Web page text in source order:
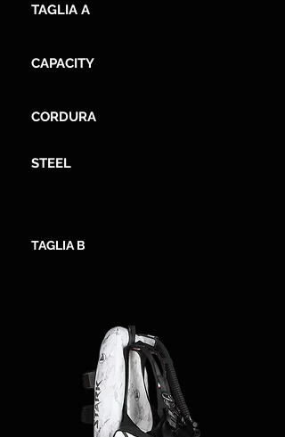
TAGLIA A
CAPACITY
CORDURA
STEEL
TAGLIA B